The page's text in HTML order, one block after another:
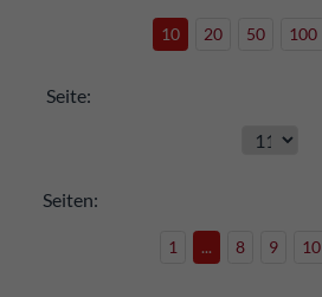
10 20 50 100
Seite:
Seiten:
1 ... 8 9 10